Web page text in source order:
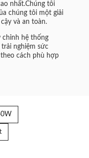
nhất.Chúng tôi
chúng tôi một giải
và an toàn.
chỉnh hệ thống
nghiệm sức
cách phù hợp